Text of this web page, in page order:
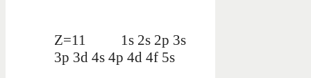
Z=11 1s 2s 2p 3s
3p 3d 4s 4p 4d 4f 5s